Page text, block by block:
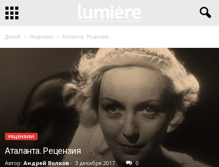
Домой Рецензии Аталанта. Рецензия
РЕЦЕНЗИИ
Аталанта. Рецензия
Автор: Андрей Волков - 3 декабря 2017 0